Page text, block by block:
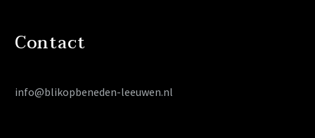
Contact
info@blikopbeneden-leeuwen.nl